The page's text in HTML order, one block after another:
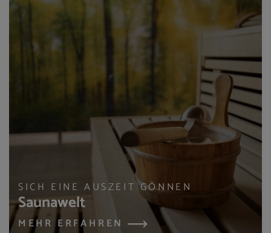
SICH EINE AUSZEIT GÖNNEN
Saunawelt
MEHR ERFAHREN